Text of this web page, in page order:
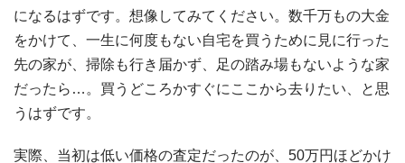
になるはずです。想像してみてください。数千万もの大金
をかけて、一生に何度もない自宅を買うために見に行った
先の家が、掃除も行き届かず、足の踏み場もないような家
だったら…。買うどころかすぐにここから去りたい、と思
うはずです。
実際、当初は低い価格の査定だったのが、 50万円ほどかけ